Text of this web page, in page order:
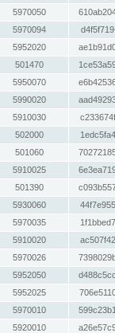
5970050
5970094
5952020
501470
5950070
5990020
5910030
502000
501060
5910025
501390
5930060
5970035
5910020
5970026
5952050
5952025
5970010
5920010